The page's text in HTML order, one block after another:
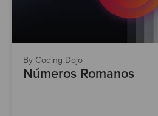
By Coding Dojo
Números Romanos